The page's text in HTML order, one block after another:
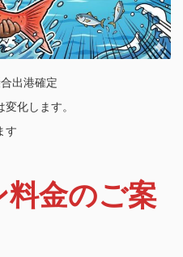
出港確定
化します。
す
金のご案